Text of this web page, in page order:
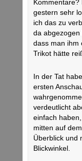
Kommentare?
gestern sehr
ich das zu
da
dass man ihm
Trikot hätte
In der Tat
ersten
verdeutlicht
einfach
mitten auf
Überblick und
Blickwinkel.